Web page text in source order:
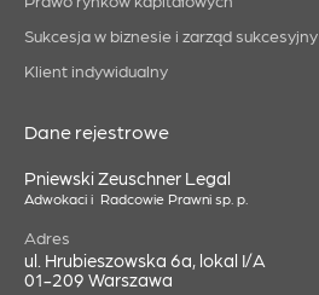
Sukcesja w biznesie i zarząd sukcesyjny
Klient indywidualny
Dane rejestrowe
Pniewski Zeuschner Legal
Adwokaci i Radcowie Prawni sp. p.
Adres
ul. Hrubieszowska 6a, lokal I/A
01-209 Warszawa